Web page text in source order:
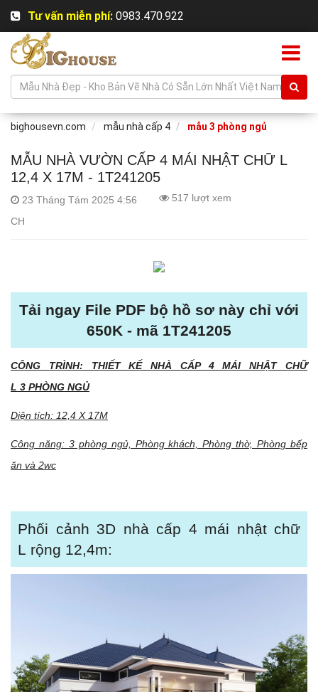
Tư vấn miễn phí: 0983.470.922
bighousevn.com mẫu nhà cấp 4 mẫu 3 phòng ngủ
MẪU NHÀ VƯỜN CẤP 4 MÁI NHẬT CHỮ L
12,4 X 17M - 1T241205
23 Tháng Tám 2025 4:56
CH
517 lượt xem
Tải ngay File PDF bộ hồ sơ này chỉ với
650K - mã 1T241205
CÔNG TRÌNH: THIẾT KẾ NHÀ CẤP 4 MÁI NHẬT CHỮ
L 3 PHÒNG NGỦ
Diện tích: 12,4 X 17M
Công năng: 3 phòng ngủ, Phòng khách, Phòng thờ, Phòng bếp
ăn và 2wc
Phối cảnh 3D nhà cấp 4 mái nhật chữ
L rộng 12,4m: